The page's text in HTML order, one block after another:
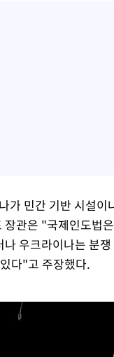
가 민간 기반 시설
관은 "국제인도법
우크라이나는 분
다"고 주장했다.